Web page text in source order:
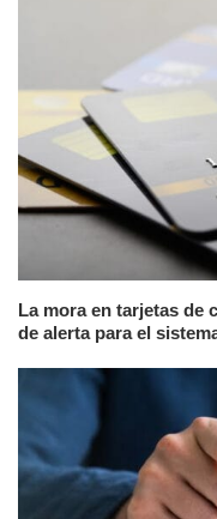
La mora en tarjetas de
de alerta para el